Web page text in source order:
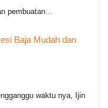
pembuatan…
Baja Mudah dan
waktu nya, Ijin